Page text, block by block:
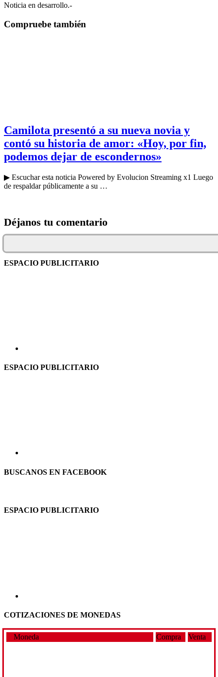
Noticia en desarrollo.-
Compruebe también
Camilota presentó a su nueva novia y
contó su historia de amor: «Hoy, por fin,
podemos dejar de escondernos»
▶ Escuchar esta noticia Powered by Evolucion Streaming x1 Luego
de respaldar públicamente a su …
Déjanos tu comentario
ESPACIO PUBLICITARIO
ESPACIO PUBLICITARIO
BUSCANOS EN FACEBOOK
ESPACIO PUBLICITARIO
COTIZACIONES DE MONEDAS
Moneda Compra Venta